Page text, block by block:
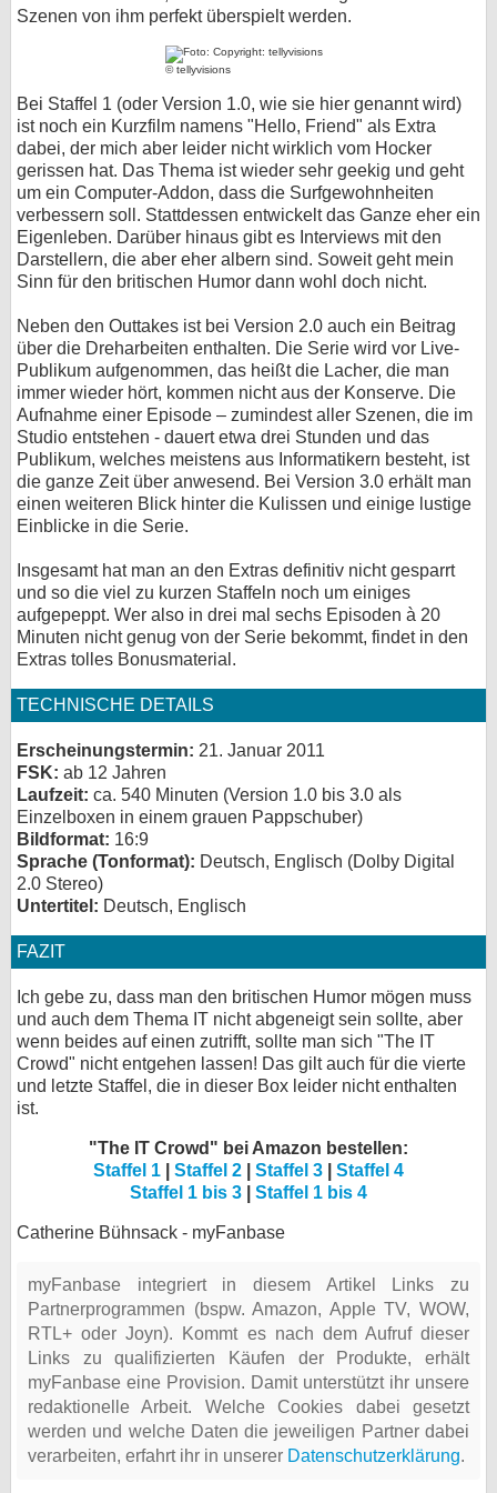
Szenen von ihm perfekt überspielt werden.
© tellyvisions
Bei Staffel 1 (oder Version 1.0, wie sie hier genannt wird)
ist noch ein Kurzfilm namens "Hello, Friend" als Extra
dabei, der mich aber leider nicht wirklich vom Hocker
gerissen hat. Das Thema ist wieder sehr geekig und geht
um ein Computer-Addon, dass die Surfgewohnheiten
verbessern soll. Stattdessen entwickelt das Ganze eher ein
Eigenleben. Darüber hinaus gibt es Interviews mit den
Darstellern, die aber eher albern sind. Soweit geht mein
Sinn für den britischen Humor dann wohl doch nicht.
Neben den Outtakes ist bei Version 2.0 auch ein Beitrag
über die Dreharbeiten enthalten. Die Serie wird vor Live-
Publikum aufgenommen, das heißt die Lacher, die man
immer wieder hört, kommen nicht aus der Konserve. Die
Aufnahme einer Episode – zumindest aller Szenen, die im
Studio entstehen - dauert etwa drei Stunden und das
Publikum, welches meistens aus Informatikern besteht, ist
die ganze Zeit über anwesend. Bei Version 3.0 erhält man
einen weiteren Blick hinter die Kulissen und einige lustige
Einblicke in die Serie.
Insgesamt hat man an den Extras definitiv nicht gesparrt
und so die viel zu kurzen Staffeln noch um einiges
aufgepeppt. Wer also in drei mal sechs Episoden à 20
Minuten nicht genug von der Serie bekommt, findet in den
Extras tolles Bonusmaterial.
TECHNISCHE DETAILS
Erscheinungstermin: 21. Januar 2011
FSK: ab 12 Jahren
Laufzeit: ca. 540 Minuten (Version 1.0 bis 3.0 als
Einzelboxen in einem grauen Pappschuber)
Bildformat: 16:9
Sprache (Tonformat): Deutsch, Englisch (Dolby Digital
2.0 Stereo)
Untertitel: Deutsch, Englisch
FAZIT
Ich gebe zu, dass man den britischen Humor mögen muss
und auch dem Thema IT nicht abgeneigt sein sollte, aber
wenn beides auf einen zutrifft, sollte man sich "The IT
Crowd" nicht entgehen lassen! Das gilt auch für die vierte
und letzte Staffel, die in dieser Box leider nicht enthalten
ist.
"The IT Crowd" bei Amazon bestellen:
Staffel 1
Staffel 2 Staffel 3
Staffel 4
Staffel 1 bis 3
Staffel 1 bis 4
Catherine Bühnsack - myFanbase
myFanbase integriert in diesem Artikel Links zu
Partnerprogrammen (bspw. Amazon, Apple TV, WOW,
RTL+ oder Joyn). Kommt es nach dem Aufruf dieser
Links zu qualifizierten Käufen der Produkte, erhält
myFanbase eine Provision. Damit unterstützt ihr unsere
redaktionelle Arbeit. Welche Cookies dabei gesetzt
werden und welche Daten die jeweiligen Partner dabei
verarbeiten, erfahrt ihr in unserer Datenschutzerklärung.